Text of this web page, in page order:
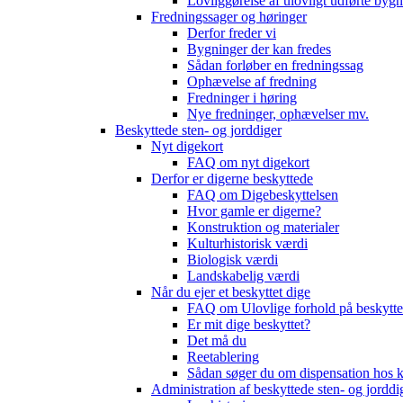
Fredningssager og høringer
Derfor freder vi
Bygninger der kan fredes
Sådan forløber en fredningssag
Ophævelse af fredning
Fredninger i høring
Nye fredninger, ophævelser mv.
Beskyttede sten- og jorddiger
Nyt digekort
FAQ om nyt digekort
Derfor er digerne beskyttede
FAQ om Digebeskyttelsen
Hvor gamle er digerne?
Konstruktion og materialer
Kulturhistorisk værdi
Biologisk værdi
Landskabelig værdi
Når du ejer et beskyttet dige
FAQ om Ulovlige forhold på
Er mit dige beskyttet?
Det må du
Reetablering
Sådan søger du om dispensation hos
Administration af beskyttede sten- og